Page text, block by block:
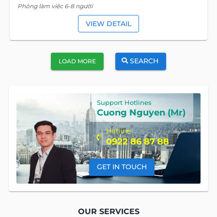
Phòng làm việc 6-8 người
VIEW DETAIL
LOAD MORE SEARCH
Support Hotlines
Cuong Nguyen (Mr)
Hotline
0922 86 87 88
GET IN TOUCH
OUR SERVICES